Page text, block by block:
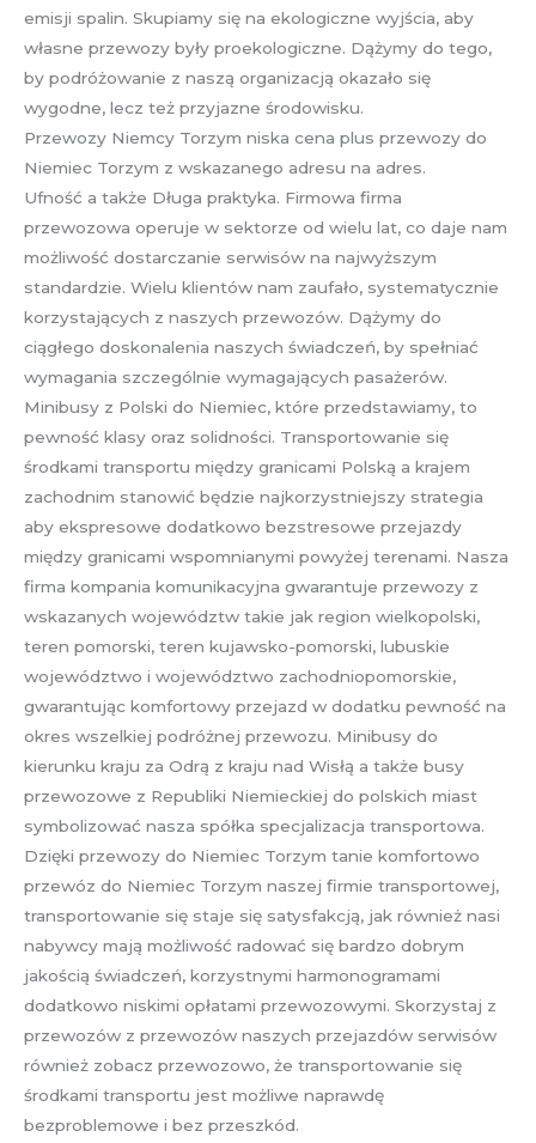
emisji spalin. Skupiamy się na ekologiczne wyjścia, aby
własne przewozy były proekologiczne. Dążymy do tego,
by podróżowanie z naszą organizacją okazało się
wygodne, lecz też przyjazne środowisku.
Przewozy Niemcy Torzym niska cena plus przewozy do
Niemiec Torzym z wskazanego adresu na adres.
Ufność a także Długa praktyka. Firmowa firma
przewozowa operuje w sektorze od wielu lat, co daje nam
możliwość dostarczanie serwisów na najwyższym
standardzie. Wielu klientów nam zaufało, systematycznie
korzystających z naszych przewozów. Dążymy do
ciągłego doskonalenia naszych świadczeń, by spełniać
wymagania szczególnie wymagających pasażerów.
Minibusy z Polski do Niemiec, które przedstawiamy, to
pewność klasy oraz solidności. Transportowanie się
środkami transportu między granicami Polską a krajem
zachodnim stanowić będzie najkorzystniejszy strategia
aby ekspresowe dodatkowo bezstresowe przejazdy
między granicami wspomnianymi powyżej terenami. Nasza
firma kompania komunikacyjna gwarantuje przewozy z
wskazanych województw takie jak region wielkopolski,
teren pomorski, teren kujawsko-pomorski, lubuskie
województwo i województwo zachodniopomorskie,
gwarantując komfortowy przejazd w dodatku pewność na
okres wszelkiej podróżnej przewozu. Minibusy do
kierunku kraju za Odrą z kraju nad Wisłą a także busy
przewozowe z Republiki Niemieckiej do polskich miast
symbolizować nasza spółka specjalizacja transportowa.
Dzięki przewozy do Niemiec Torzym tanie komfortowo
przewóz do Niemiec Torzym naszej firmie transportowej,
transportowanie się staje się satysfakcją, jak również nasi
nabywcy mają możliwość radować się bardzo dobrym
jakością świadczeń, korzystnymi harmonogramami
dodatkowo niskimi opłatami przewozowymi. Skorzystaj z
przewozów z przewozów naszych przejazdów serwisów
również zobacz przewozowo, że transportowanie się
środkami transportu jest możliwe naprawdę
bezproblemowe i bez przeszkód.